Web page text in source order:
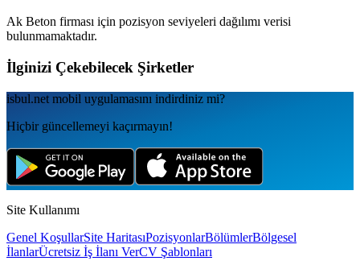
Ak Beton firması için pozisyon seviyeleri dağılımı verisi
bulunmamaktadır.
İlginizi Çekebilecek Şirketler
isbul.net mobil uygulamаsını indirdiniz mi?
Hiçbir güncellemeyi kaçırmayın!
Site Kullanımı
Genel KoşullarSite HaritasıPozisyonlarBölümlerBölgesel
İlanlarÜcretsiz İş İlanı VerCV Şablonları